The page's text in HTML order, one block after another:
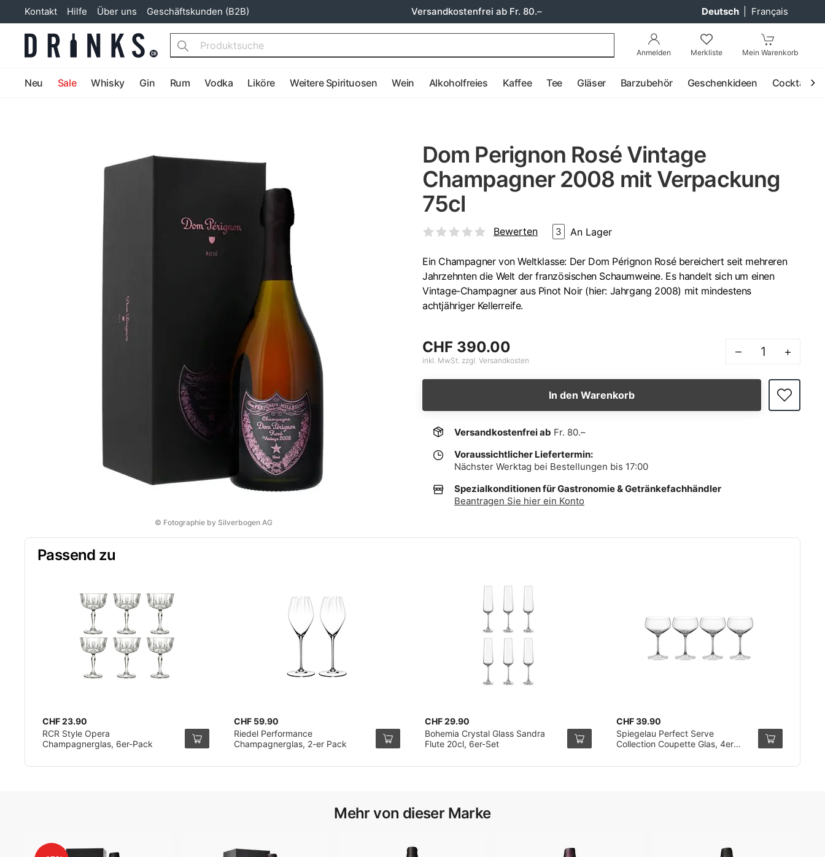
Kontakt Hilfe Über uns Geschäftskunden (B2B) Versandkostenfrei ab Fr. 80.– Deutsch Français
Anmelden Merkliste Mein Warenkorb
Search
Neu Sale Whisky Gin Rum Vodka Liköre Weitere Spirituosen Wein Alkoholfreies Kaffee Tee Gläser Barzubehör Geschenkideen Cocktail
© Fotographie by Silverbogen AG
Dom Perignon Rosé Vintage
Champagner 2008 mit Verpackung
75cl
Bewerten 3 An Lager
Ein Champagner von Weltklasse: Der Dom Pérignon Rosé bereichert seit mehreren
Jahrzehnten die Welt der französischen Schaumweine. Es handelt sich um einen
Vintage-Champagner aus Pinot Noir (hier: Jahrgang 2008) mit mindestens
achtjähriger Kellerreife.
CHF 390.00
inkl. MwSt. zzgl. Versandkosten
– +
In den Warenkorb
Versandkostenfrei ab Fr. 80.–
Voraussichtlicher Liefertermin:
Nächster Werktag bei Bestellungen bis 17:00
Spezialkonditionen für Gastronomie & Getränkefachhändler
Beantragen Sie hier ein Konto
Passend zu
CHF 23.90
RCR Style Opera
Champagnerglas, 6er-Pack
CHF 59.90
Riedel Performance
Champagnerglas, 2-er Pack
CHF 29.90
Bohemia Crystal Glass Sandra
Flute 20cl, 6er-Set
CHF 39.90
Spiegelau Perfect Serve
Collection Coupette Glas, 4er
Mehr von dieser Marke